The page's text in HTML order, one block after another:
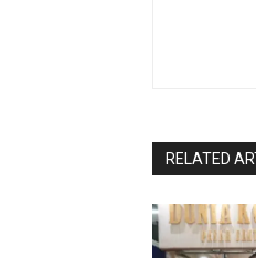
RELATED